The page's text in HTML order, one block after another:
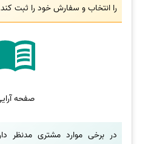
را انتخاب و سفارش خود را ثبت
صفحه
در برخی موارد مشتری مدنظر